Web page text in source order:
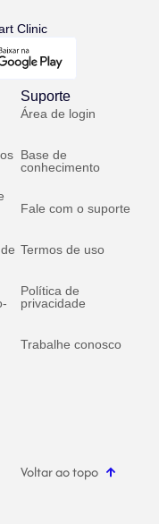
Clinic
Suporte
Área de login
Base de
conhecimento
Fale com o suporte
Termos de uso
Política de
privacidade
Trabalhe conosco
Voltar ao topo